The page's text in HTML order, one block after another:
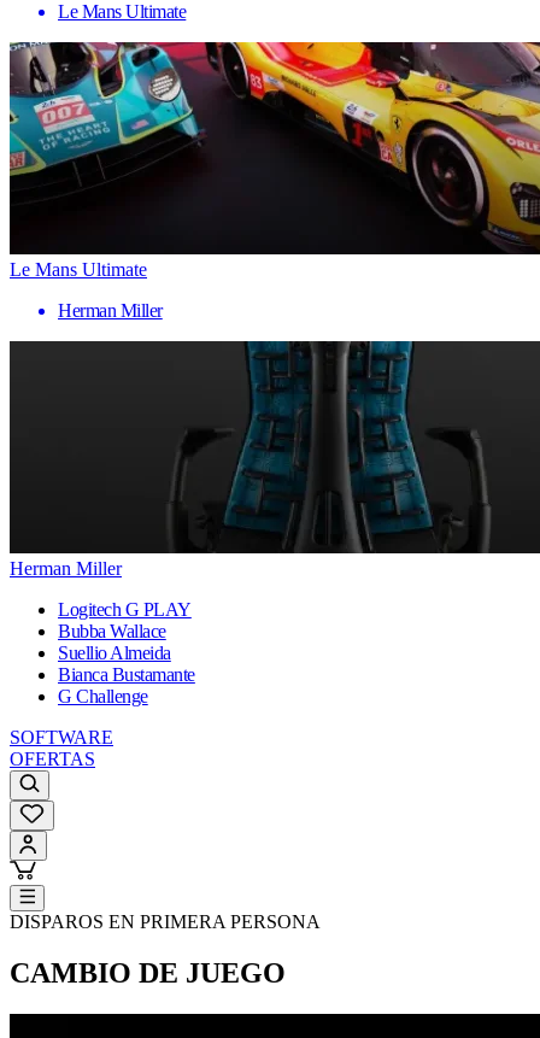
Le Mans Ultimate
Le Mans Ultimate
Herman Miller
Herman Miller
Logitech G PLAY
Bubba Wallace
Suellio Almeida
Bianca Bustamante
G Challenge
SOFTWARE
OFERTAS
DISPAROS EN PRIMERA PERSONA
CAMBIO DE JUEGO